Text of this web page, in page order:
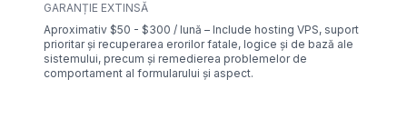
GARANȚIE EXTINSĂ
Aproximativ $50 - $300 / lună – Include hosting VPS, suport
prioritar și recuperarea erorilor fatale, logice și de bază ale
sistemului, precum și remedierea problemelor de
comportament al formularului și aspect.